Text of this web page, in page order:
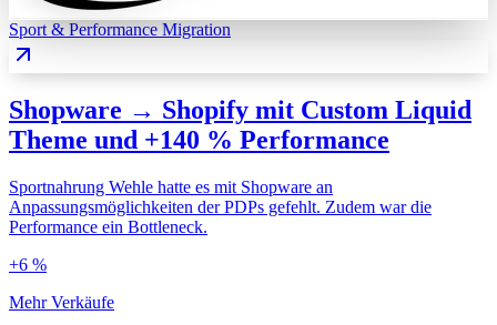
Sport & Performance Migration
Shopware → Shopify mit Custom Liquid
Theme und +140 % Performance
Sportnahrung Wehle hatte es mit Shopware an
Anpassungsmöglichkeiten der PDPs gefehlt. Zudem war die
Performance ein Bottleneck.
+6 %
Mehr Verkäufe